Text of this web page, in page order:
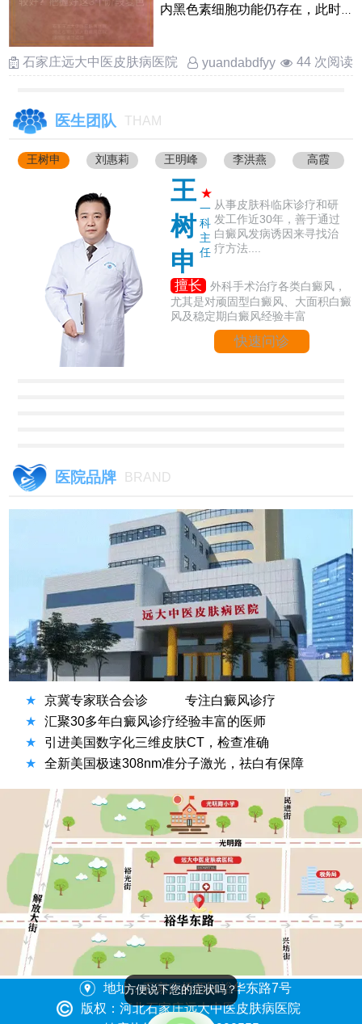
内黑色素细胞功能仍存在，此时
石家庄远大中医皮肤病医院
yuandabdfyy 44 次阅读
医生团队 THAM
王树申 刘惠莉 王明峰 李洪燕 高霞
王
树
申
★
一
科
主
任
从事皮肤科临床诊疗和研
发工作近30年，善于通过
白癜风发病诱因来寻找治
疗方法....
擅长
外科手术治疗各类白癜风，
尤其是对顽固型白癜风、大面积白癜
风及稳定期白癜风经验丰富
快速问诊
医院品牌 BRAND
★ 京冀专家联合会诊
专注白癜风诊疗
★
汇聚30多年白癜风诊疗经验丰富的医师
★
引进美国数字化三维皮肤CT，检查准确
★
全新美国极速308nm准分子激光，祛白有保障
地址：石家庄桥西区裕华东路7号
版权：河北石家庄远大中医皮肤病医院
方便说下您的症状吗？